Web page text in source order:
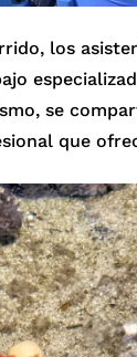
los
se
que